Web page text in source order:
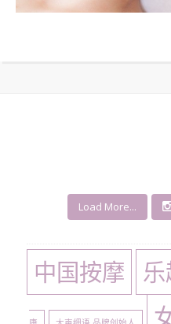
Load More...
中国按摩